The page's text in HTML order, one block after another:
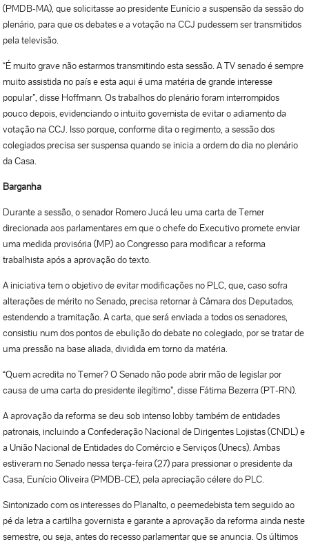
(PMDB-MA), que solicitasse ao presidente Eunício a suspensão da sessão do
plenário, para que os debates e a votação na CCJ pudessem ser transmitidos
pela televisão.
“É muito grave não estarmos transmitindo esta sessão. A TV senado é sempre
muito assistida no país e esta aqui é uma matéria de grande interesse
popular”, disse Hoffmann. Os trabalhos do plenário foram interrompidos
pouco depois, evidenciando o intuito governista de evitar o adiamento da
votação na CCJ. Isso porque, conforme dita o regimento, a sessão dos
colegiados precisa ser suspensa quando se inicia a ordem do dia no plenário
da Casa.
Barganha
Durante a sessão, o senador Romero Jucá leu uma carta de Temer
direcionada aos parlamentares em que o chefe do Executivo promete enviar
uma medida provisória (MP) ao Congresso para modificar a reforma
trabalhista após a aprovação do texto.
A iniciativa tem o objetivo de evitar modificações no PLC, que, caso sofra
alterações de mérito no Senado, precisa retornar à Câmara dos Deputados,
estendendo a tramitação. A carta, que será enviada a todos os senadores,
consistiu num dos pontos de ebulição do debate no colegiado, por se tratar de
uma pressão na base aliada, dividida em torno da matéria.
“Quem acredita no Temer? O Senado não pode abrir mão de legislar por
causa de uma carta do presidente ilegítimo”, disse Fátima Bezerra (PT-RN).
A aprovação da reforma se deu sob intenso lobby também de entidades
patronais, incluindo a Confederação Nacional de Dirigentes Lojistas (CNDL) e
a União Nacional de Entidades do Comércio e Serviços (Unecs). Ambas
estiveram no Senado nessa terça-feira (27) para pressionar o presidente da
Casa, Eunício Oliveira (PMDB-CE), pela apreciação célere do PLC.
Sintonizado com os interesses do Planalto, o peemedebista tem seguido ao
pé da letra a cartilha governista e garante a aprovação da reforma ainda neste
semestre, ou seja, antes do recesso parlamentar que se anuncia. Os últimos